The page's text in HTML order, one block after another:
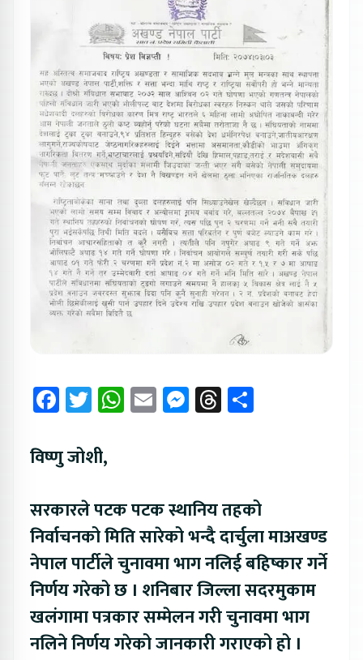
Facebook
Twitter
WhatsApp
EmailMessenger
Threads
विष्णु जोशी,
सरकारले पटक पटक स्थानिय तहको
निर्वाचनको मिति सारेको भन्दै दार्चुला माअखण्ड
नेपाल पार्टीले चुनावमा भाग नलिई बहिष्कार गर्ने
निर्णय गरेको छ । शनिबार जिल्ला सदरमुकाम
खलंगामा पत्रकार सम्मेलन गरी चुनावमा भाग
नलिने निर्णय गरेको जानकारी गराएको हो ।